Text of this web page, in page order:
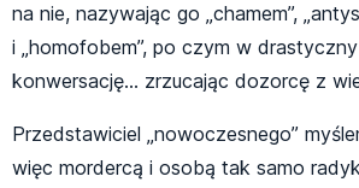
na nie, nazywając go „chamem”,
i „homofobem”, po czym w
konwersację… zrzucając dozorcę z
Przedstawiciel „nowoczesnego”
więc mordercą i osobą tak samo